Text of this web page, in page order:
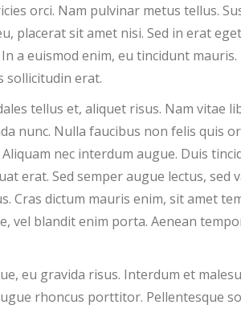
orci. Nam pulvinar metus tellus.
placerat sit amet nisi. Sed in erat
a euismod enim, eu tincidunt
sollicitudin erat.
tellus et, aliquet risus. Nam vitae
nunc. Nulla faucibus non felis quis
nec interdum augue. Duis
erat. Sed semper augue lectus, sed
Cras dictum mauris enim, sit amet
vel blandit enim porta. Aenean
eu gravida risus. Interdum et
rhoncus porttitor. Pellentesque